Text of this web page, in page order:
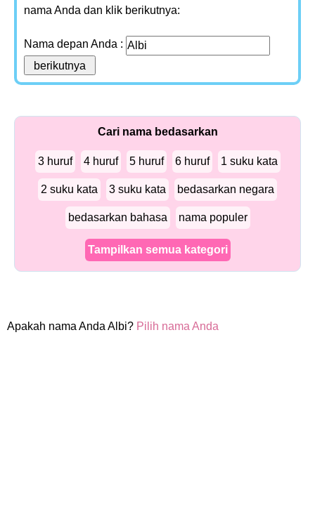
nama Anda dan klik berikutnya:
Nama depan Anda :
Cari nama bedasarkan
3 huruf 4 huruf 5 huruf 6 huruf 1 suku kata
2 suku kata 3 suku kata bedasarkan negara
bedasarkan bahasa nama populer
Tampilkan semua kategori
Apakah nama Anda Albi? Pilih nama Anda